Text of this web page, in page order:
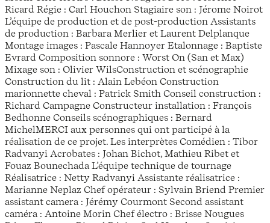
Ricard Régie : Carl Houchon Stagiaire son : Jérome Noirot
L’équipe de production et de post-production Assistants
de production : Barbara Merlier et Laurent Delplanque
Montage images : Pascale Hannoyer Etalonnage : Baptiste
Evrard Composition sonnore : Worst On (San et Max)
Mixage son : Olivier WilsConstruction et scénographie
Construction du lit : Alain Lebéon Construction
marionnette cheval : Patrick Smith Conseil construction :
Richard Campagne Constructeur installation : François
Bedhonne Conseils scénographiques : Bernard
MichelMERCI aux personnes qui ont participé à la
réalisation de ce projet. Les interprètes Comédien : Tibor
Radvanyi Acrobates : Johan Bichot, Mathieu Ribet et
Fouaz Bounechada L’équipe technique de tournage
Réalisatrice : Netty Radvanyi Assistante réalisatrice :
Marianne Neplaz Chef opérateur : Sylvain Briend Premier
assistant camera : Jérémy Courmont Second assistant
caméra : Antoine Morin Chef électro : Brisse Nougues